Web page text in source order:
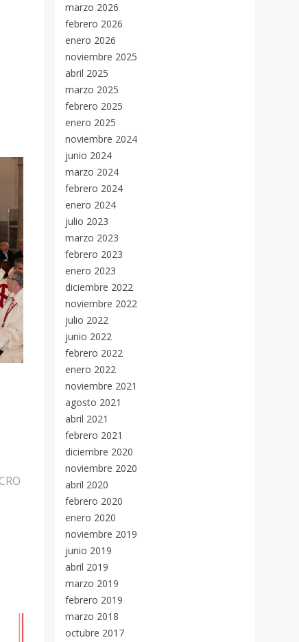
marzo 2026
febrero 2026
enero 2026
noviembre 2025
abril 2025
marzo 2025
febrero 2025
enero 2025
noviembre 2024
junio 2024
marzo 2024
febrero 2024
enero 2024
julio 2023
marzo 2023
febrero 2023
enero 2023
diciembre 2022
noviembre 2022
julio 2022
junio 2022
febrero 2022
enero 2022
noviembre 2021
agosto 2021
abril 2021
febrero 2021
diciembre 2020
noviembre 2020
abril 2020
febrero 2020
enero 2020
noviembre 2019
junio 2019
abril 2019
marzo 2019
febrero 2019
marzo 2018
octubre 2017